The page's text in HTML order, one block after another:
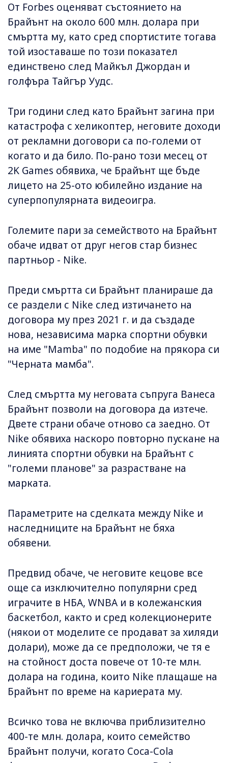
От Forbes оценяват състоянието на
Брайънт на около 600 млн. долара при
смъртта му, като сред спортистите тогава
той изоставаше по този показател
единствено след Майкъл Джордан и
голфъра Тайгър Уудс.
Три години след като Брайънт загина при
катастрофа с хеликоптер, неговите доходи
от рекламни договори са по-големи от
когато и да било. По-рано този месец от
2K Games обявиха, че Брайънт ще бъде
лицето на 25-ото юбилейно издание на
суперпопулярната видеоигра.
Големите пари за семейството на Брайънт
обаче идват от друг негов стар бизнес
партньор - Nike.
Преди смъртта си Брайънт планираше да
се раздели с Nike след изтичането на
договора му през 2021 г. и да създаде
нова, независима марка спортни обувки
на име "Mamba" по подобие на прякора си
"Черната мамба".
След смъртта му неговата съпруга Ванеса
Брайънт позволи на договора да изтече.
Двете страни обаче отново са заедно. От
Nike обявиха наскоро повторно пускане на
линията спортни обувки на Брайънт с
"големи планове" за разрастване на
марката.
Параметрите на сделката между Nike и
наследниците на Брайънт не бяха
обявени.
Предвид обаче, че неговите кецове все
още са изключително популярни сред
играчите в НБА, WNBA и в колежанския
баскетбол, както и сред колекционерите
(някои от моделите се продават за хиляди
долари), може да се предположи, че тя е
на стойност доста повече от 10-те млн.
долара на година, които Nike плащаше на
Брайънт по време на кариерата му.
Всичко това не включва приблизително
400-те млн. долара, които семейство
Брайънт получи, когато Coca-Cola